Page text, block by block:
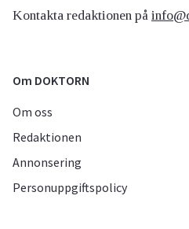
Kontakta redaktionen på
Om DOKTORN
Om oss
Redaktionen
Annonsering
Personuppgiftspolicy